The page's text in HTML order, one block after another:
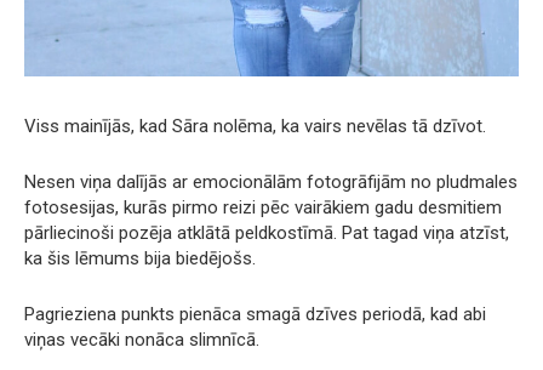
Viss mainījās, kad Sāra nolēma, ka vairs nevēlas tā dzīvot.
Nesen viņa dalījās ar emocionālām fotogrāfijām no pludmales
fotosesijas, kurās pirmo reizi pēc vairākiem gadu desmitiem
pārliecinoši pozēja atklātā peldkostīmā. Pat tagad viņa atzīst,
ka šis lēmums bija biedējošs.
Pagrieziena punkts pienāca smagā dzīves periodā, kad abi
viņas vecāki nonāca slimnīcā.